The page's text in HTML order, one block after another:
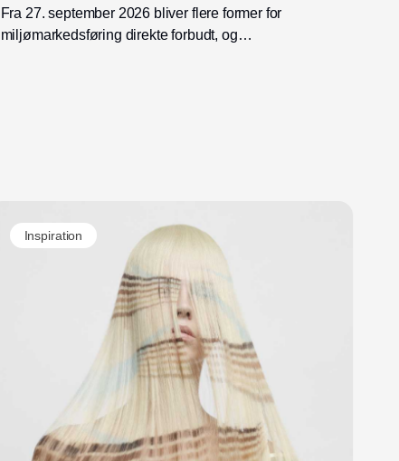
Fra 27. september 2026 bliver flere former for
miljømarkedsføring direkte forbudt, og
Inspiration